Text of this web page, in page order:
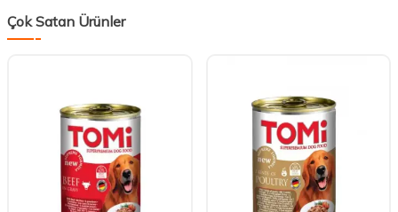
Çok Satan Ürünler